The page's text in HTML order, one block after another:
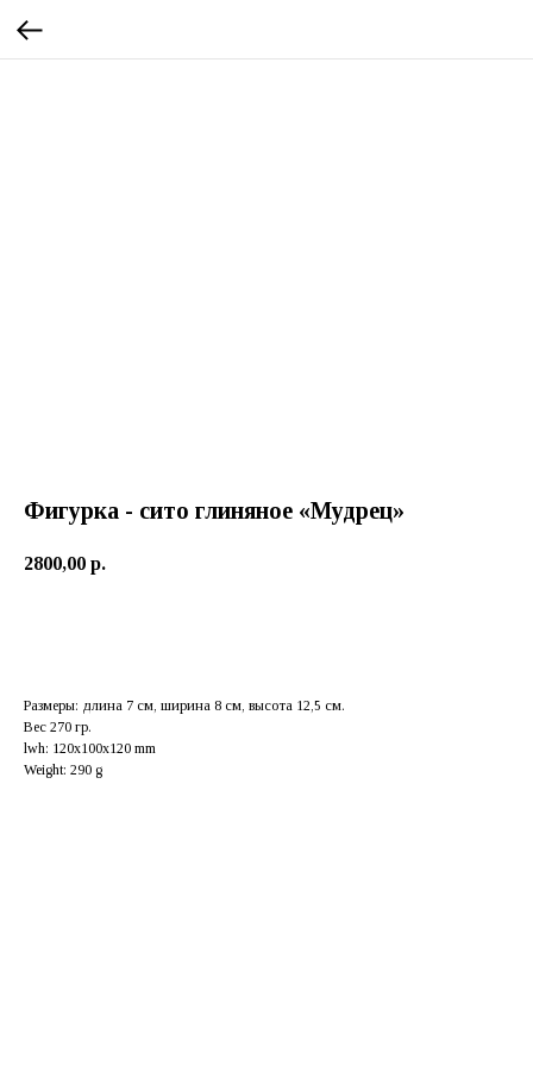
Фигурка - сито глиняное «Мудрец»
2800,00 р.
Размеры: длина 7 см, ширина 8 см, высота 12,5 см.
Вес 270 гр.
lwh: 120x100x120 mm
Weight: 290 g